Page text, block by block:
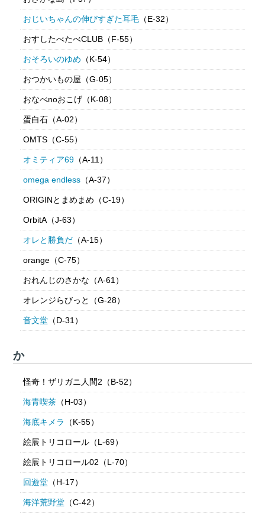
おじいちゃんの伸びすぎた耳毛（E-32）
おすしたべたべCLUB（F-55）
おそろいのゆめ （K-54）
おつかいもの屋（G-05）
おなべnoおこげ（K-08）
蛋白石（A-02）
OMTS（C-55）
オミティア69（A-11）
omega endless（A-37）
ORIGINとまめまめ（C-19）
OrbitA（J-63）
オレと勝負だ（A-15）
orange（C-75）
おれんじのさかな（A-61）
オレンジらびっと（G-28）
音文堂（D-31）
か
怪奇！ザリガニ人間2（B-52）
海青喫茶（H-03）
海底キメラ （K-55）
絵展トリコロール（L-69）
絵展トリコロール02（L-70）
回遊堂（H-17）
海洋荒野堂（C-42）